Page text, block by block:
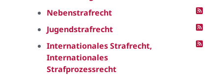
Nebenstrafrecht
Jugendstrafrecht
Internationales Strafrecht,
Internationales
Strafprozessrecht